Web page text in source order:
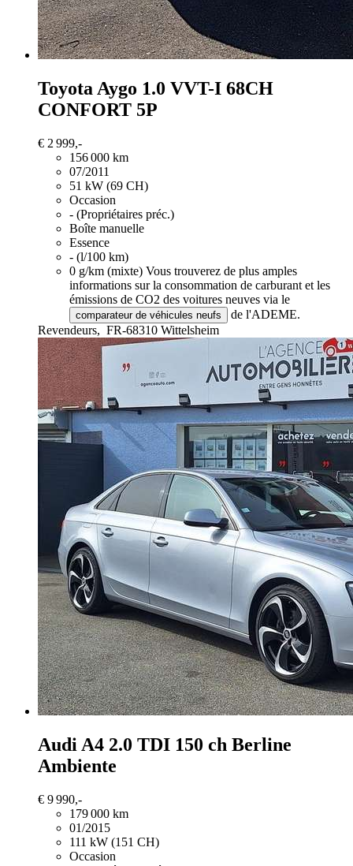
Toyota Aygo 1.0 VVT-I 68CH
CONFORT 5P
€ 2 999,-
156 000 km
07/2011
51 kW (69 CH)
Occasion
- (Propriétaires préc.)
Boîte manuelle
Essence
- (l/100 km)
0 g/km (mixte) Vous trouverez de plus amples
informations sur la consommation de carburant et les
émissions de CO2 des voitures neuves via le
comparateur de véhicules neufs
de l'ADEME.
Revendeurs, FR-68310 Wittelsheim
Audi A4 2.0 TDI 150 ch Berline
Ambiente
€ 9 990,-
179 000 km
01/2015
111 kW (151 CH)
Occasion